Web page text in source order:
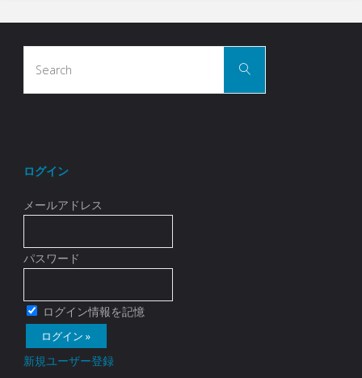
Search
ログイン
メールアドレス
パスワード
ログイン情報を記憶
新規ユーザー登録